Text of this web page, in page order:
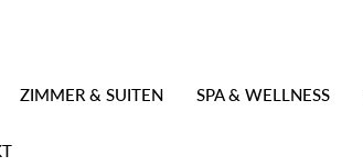
ZIMMER & SUITEN SPA & WELLNESS